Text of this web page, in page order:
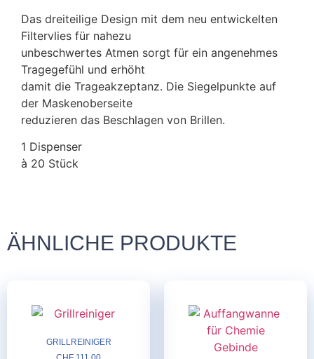
Das dreiteilige Design mit dem neu entwickelten
Filtervlies für nahezu
unbeschwertes Atmen sorgt für ein angenehmes
Tragegefühl und erhöht
damit die Trageakzeptanz. Die Siegelpunkte auf
der Maskenoberseite
reduzieren das Beschlagen von Brillen.
1 Dispenser
à 20 Stück
ÄHNLICHE PRODUKTE
GRILLREINIGER